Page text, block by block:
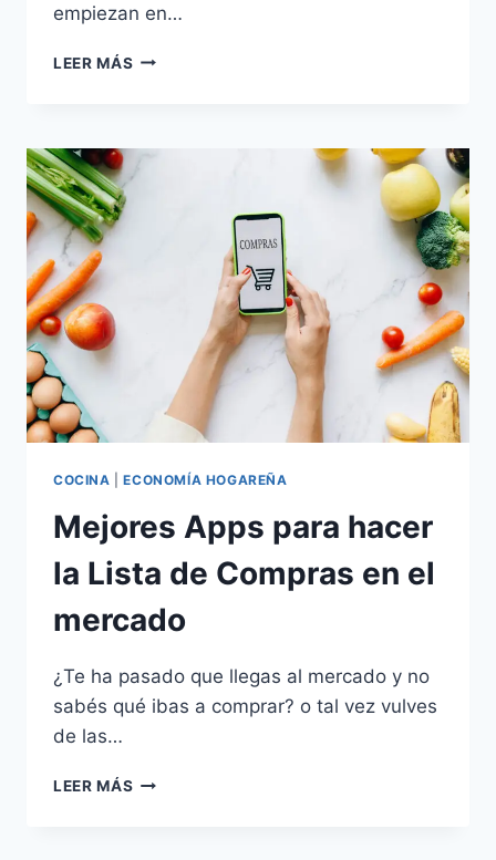
empiezan en…
LEER MÁS LAS
BUSCAR
CASA,
COCINA |ECONOMÍA HOGAREÑA
Mejores Apps para hacer
la Lista de Compras en el
mercado
¿Te ha pasado que llegas al mercado y no
sabés qué ibas a comprar? o tal vez vulves
de las…
LEER MÁS MEJORES